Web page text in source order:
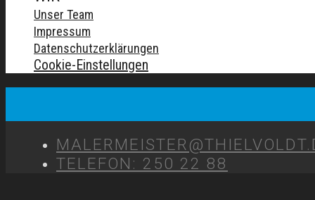
Unser Team
Impressum
Datenschutzerklärungen
Cookie-Einstellungen
TELEFON: 250 22 88